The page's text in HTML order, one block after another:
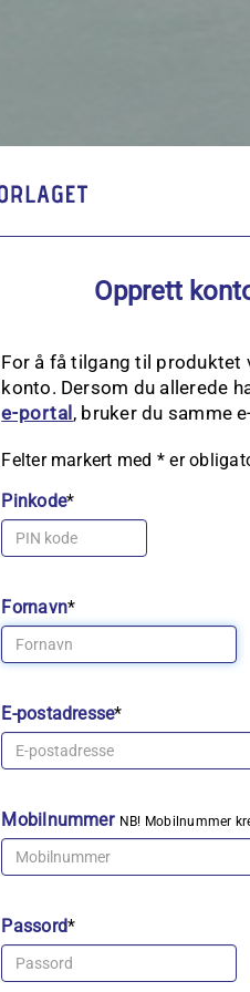
Opprett
For å få tilgang til produktet
konto. Dersom du allerede
e‑portal, bruker du samme
Felter markert med * er
Pinkode*
Fornavn*
E-postadresse*
Mobilnummer NB! Mobilnummer
Passord*